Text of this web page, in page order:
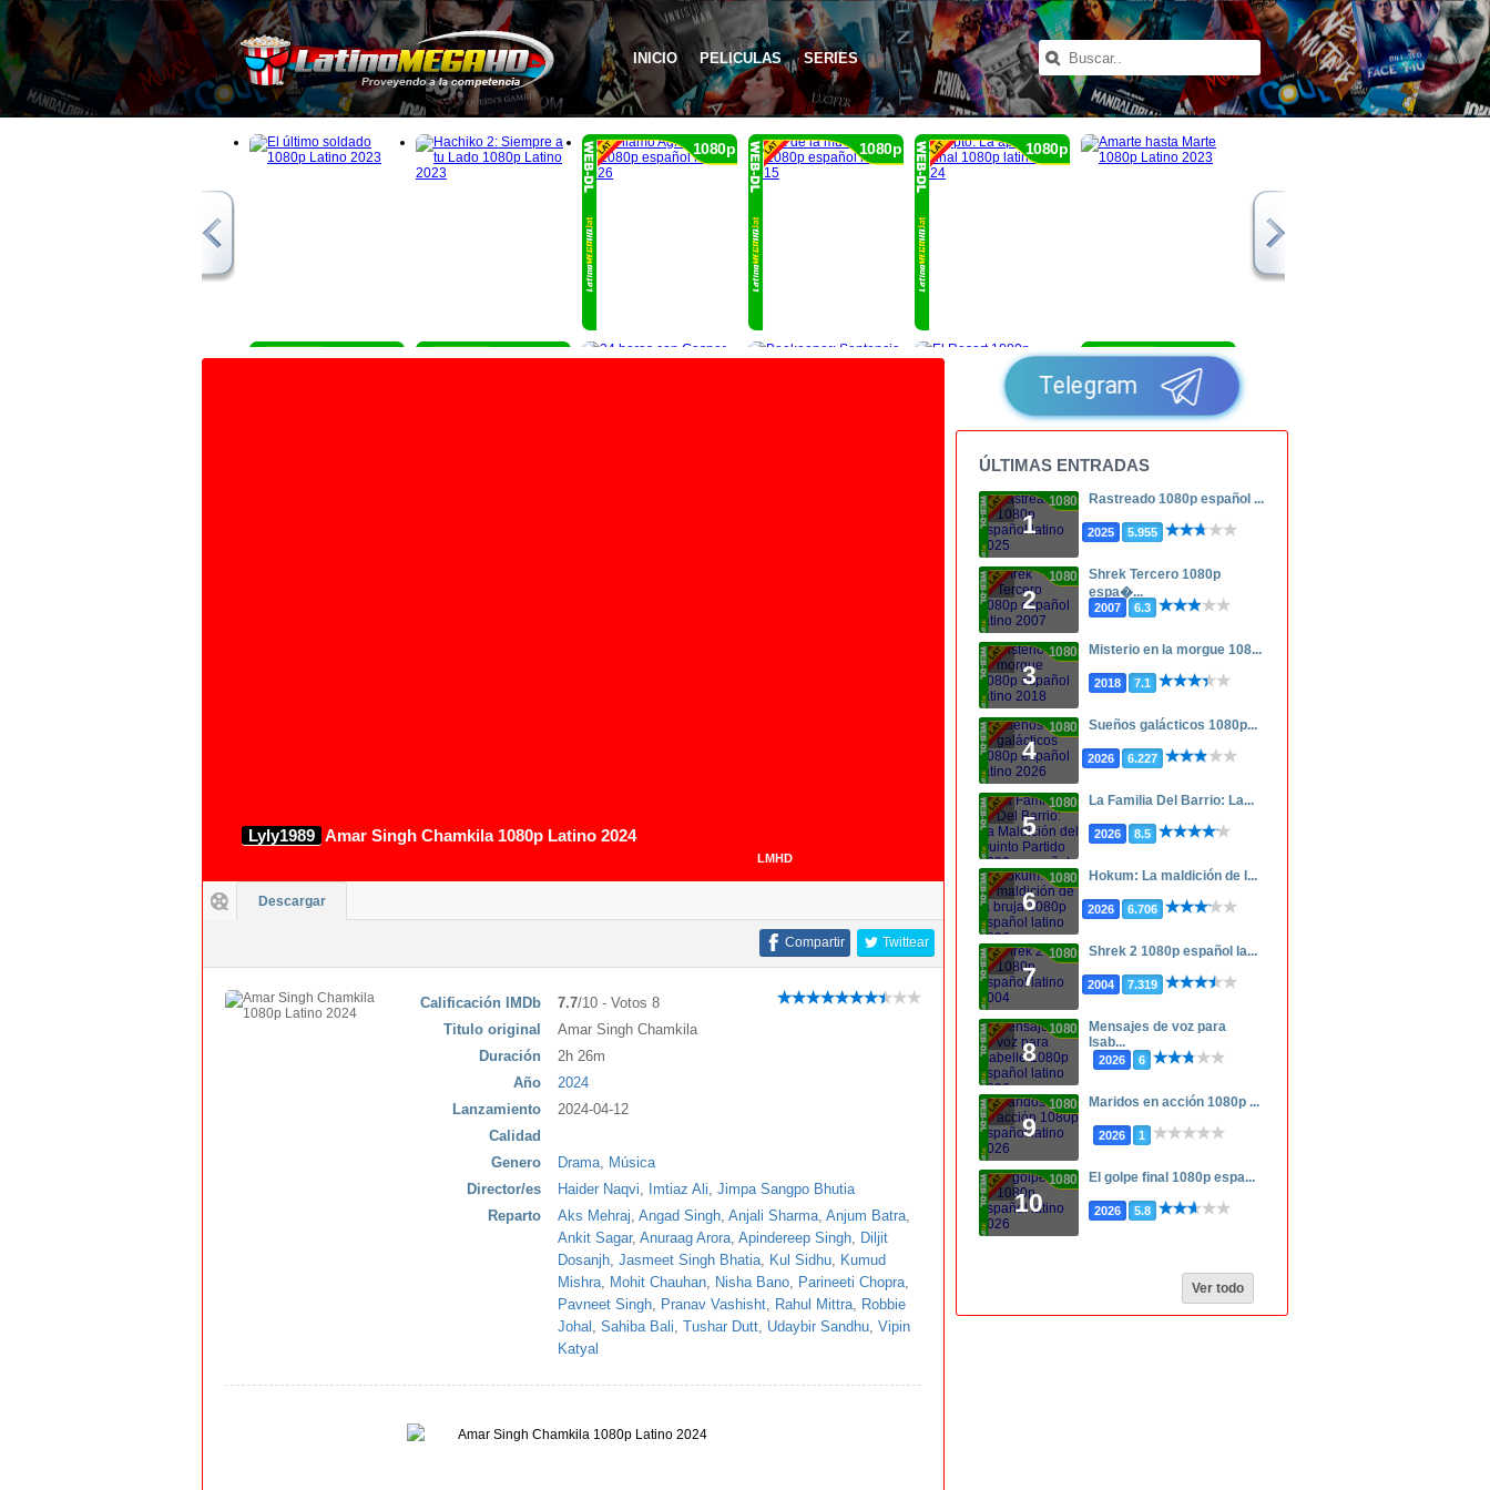
INICIO PELICULAS SERIES
1080p 1080p 1080p
1080p 1080p 1080p
Lyly1989 Amar Singh Chamkila 1080p Latino 2024
LMHD
Descargar
Twittear
Compartir
Calificación IMDb 7.7/10 - Votos 8
Titulo original
Amar Singh Chamkila
Duración
2h 26m
Año
2024
Lanzamiento
2024-04-12
Calidad
Genero
Drama, Música
Director/es
Haider Naqvi, Imtiaz Ali, Jimpa Sangpo Bhutia
Reparto
Aks Mehraj, Angad Singh, Anjali Sharma, Anjum Batra,
Ankit Sagar, Anuraag Arora, Apindereep Singh, Diljit
Dosanjh, Jasmeet Singh Bhatia, Kul Sidhu, Kumud
Mishra, Mohit Chauhan, Nisha Bano, Parineeti Chopra,
Pavneet Singh, Pranav Vashisht, Rahul Mittra, Robbie
Johal , Sahiba Bali, Tushar Dutt, Udaybir Sandhu, Vipin
Katyal
Telegram
ÚLTIMAS ENTRADAS
1
1080p Rastreado 1080p español ...
2025 5.955
2
1080p
Shrek Tercero 1080p
espa�...
2007 6.3
3
1080p Misterio en la morgue 108...
2018 7.1
4
1080p Sueños galácticos 1080p...
2026 6.227
5
1080p La Familia Del Barrio: La...
2026 8.5
6
1080p Hokum: La maldición de l...
2026 6.706
7
1080p Shrek 2 1080p español la...
2004 7.319
8
1080p
Mensajes de voz para
Isab...
2026 6
9
1080p Maridos en acción 1080p ...
2026 1
10
1080p El golpe final 1080p espa...
2026 5.8
Ver todo